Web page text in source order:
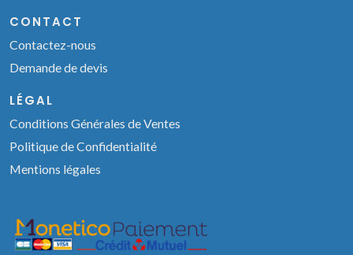
CONTACT
Contactez-nous
Demande de devis
LÉGAL
Conditions Générales de Ventes
Politique de Confidentialité
Mentions légales